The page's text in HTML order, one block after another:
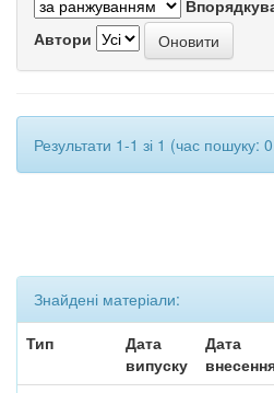
Автори
Результати 1-1 зі 1 (час пошуку:
Знайдені матеріали:
Тип
Дата
випуску
Дата